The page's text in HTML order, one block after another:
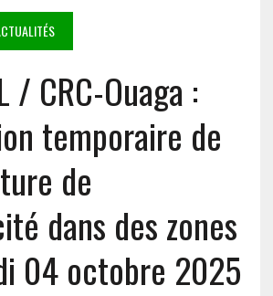
/ CRC-Ouaga :
temporaire de
de
dans des zones
04 octobre 2025